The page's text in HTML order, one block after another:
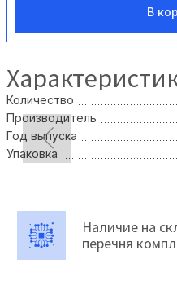
В
Количество
Производитель
Год выпуска
Упаковка
Наличие на
перечня